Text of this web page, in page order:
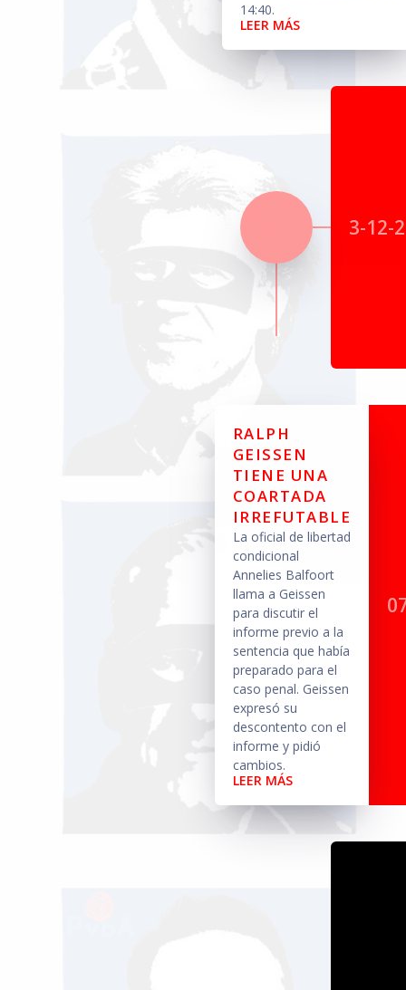
14:40.
LEER MÁS
3-12-
RALPH
GEISSEN
TIENE UNA
COARTADA
IRREFUTABLE
La oficial de libertad
condicional
Annelies Balfoort
llama a Geissen
para discutir el
informe previo a la
sentencia que había
preparado para el
caso penal. Geissen
expresó su
descontento con el
informe y pidió
cambios.
LEER MÁS